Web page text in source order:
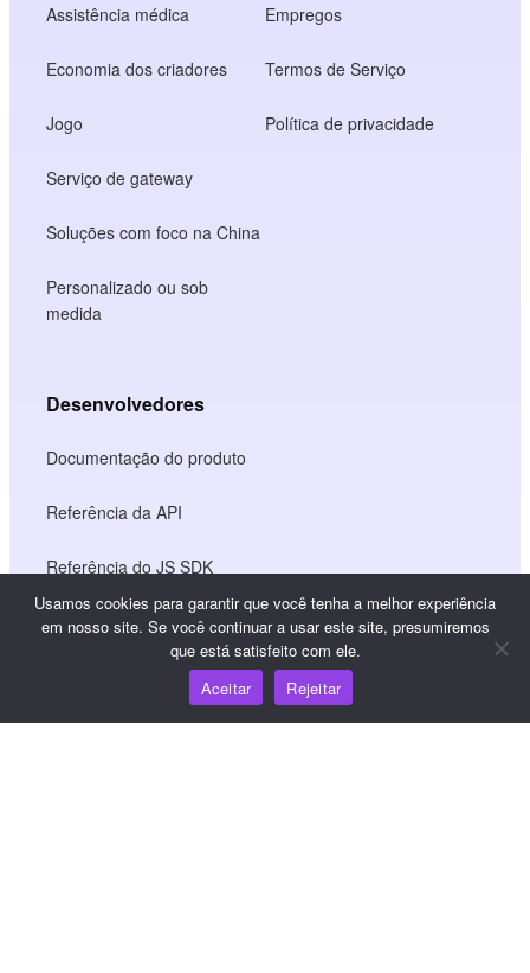
Assistência médica
Economia dos criadores
Jogo
Serviço de gateway
Soluções com foco na China
Personalizado ou sob
medida
Empregos
Termos de Serviço
Política de privacidade
Desenvolvedores
Documentação do produto
Referência da API
Referência do JS SDK
Centro de conhecimento
Usamos cookies para garantir que você tenha a melhor experiência
em nosso site. Se você continuar a usar este site, presumiremos
que está satisfeito com ele.
Aceitar
Rejeitar